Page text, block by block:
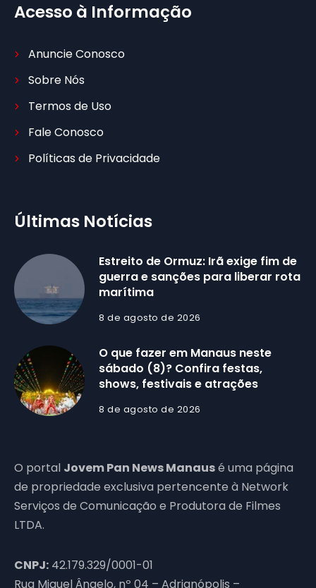
Acesso à Informação
Anuncie Conosco
Sobre Nós
Termos de Uso
Fale Conosco
Políticas de Privacidade
Últimas Notícias
Estreito de Ormuz: Irã exige fim de
guerra e sanções para liberar rota
marítima
8 de agosto de 2026
O que fazer em Manaus neste
sábado (8)? Confira festas,
shows, festivais e atrações
8 de agosto de 2026
O portal Jovem Pan News Manausé uma página
de propriedade exclusiva pertencente à Network
Serviços de Comunicação e Produtora de Filmes
LTDA.
CNPJ: 42.179.329/0001-01
Rua Miguel Ângelo, nº 04 – Adrianópolis –